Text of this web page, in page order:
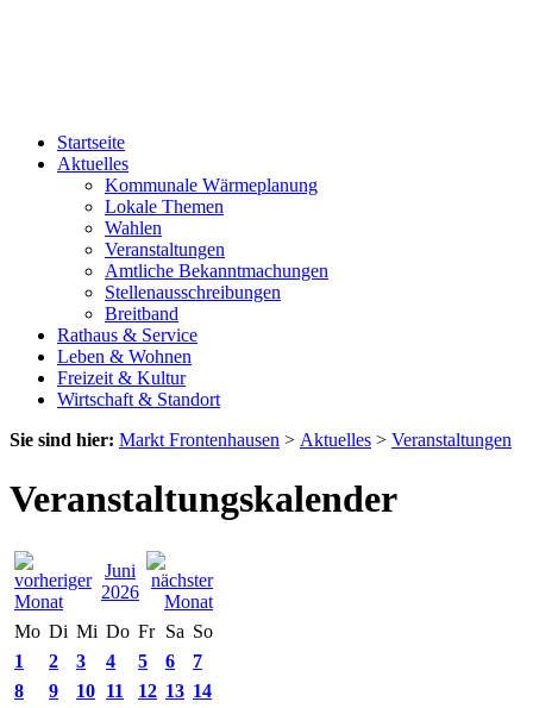
Startseite
Aktuelles
Kommunale Wärmeplanung
Lokale Themen
Wahlen
Veranstaltungen
Amtliche Bekanntmachungen
Stellenausschreibungen
Breitband
Rathaus & Service
Leben & Wohnen
Freizeit & Kultur
Wirtschaft & Standort
Sie sind hier: Markt Frontenhausen > Aktuelles > Veranstaltungen
Veranstaltungskalender
Juni
2026
Mo Di Mi Do Fr Sa So
1
2 3 4 5 6
7
8
9 10 11 12 13 14